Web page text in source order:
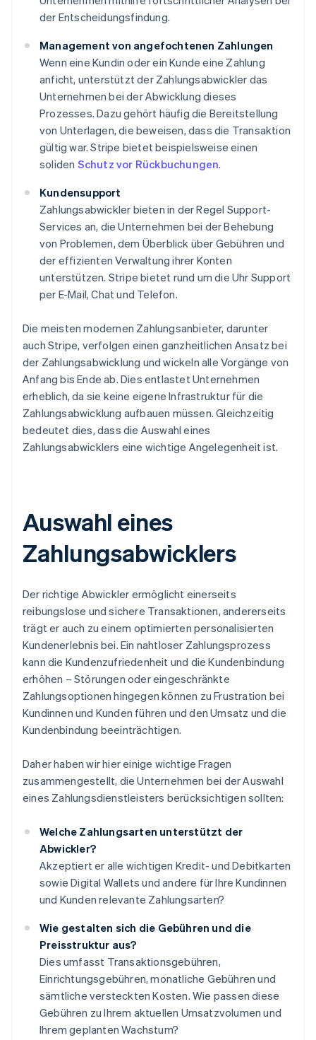
der Entscheidungsfindung.
Management von angefochtenen Zahlungen
Wenn eine Kundin oder ein Kunde eine Zahlung
anficht, unterstützt der Zahlungsabwickler das
Unternehmen bei der Abwicklung dieses
Prozesses. Dazu gehört häufig die Bereitstellung
von Unterlagen, die beweisen, dass die Transaktion
gültig war. Stripe bietet beispielsweise einen
soliden Schutz vor Rückbuchungen.
Kundensupport
Zahlungsabwickler bieten in der Regel Support-
Services an, die Unternehmen bei der Behebung
von Problemen, dem Überblick über Gebühren und
der effizienten Verwaltung ihrer Konten
unterstützen. Stripe bietet rund um die Uhr Support
per E-Mail, Chat und Telefon.
Die meisten modernen Zahlungsanbieter, darunter
auch Stripe, verfolgen einen ganzheitlichen Ansatz bei
der Zahlungsabwicklung und wickeln alle Vorgänge von
Anfang bis Ende ab. Dies entlastet Unternehmen
erheblich, da sie keine eigene Infrastruktur für die
Zahlungsabwicklung aufbauen müssen. Gleichzeitig
bedeutet dies, dass die Auswahl eines
Zahlungsabwicklers eine wichtige Angelegenheit ist.
Auswahl eines
Zahlungsabwicklers
Der richtige Abwickler ermöglicht einerseits
reibungslose und sichere Transaktionen, andererseits
trägt er auch zu einem optimierten personalisierten
Kundenerlebnis bei. Ein nahtloser Zahlungsprozess
kann die Kundenzufriedenheit und die Kundenbindung
erhöhen – Störungen oder eingeschränkte
Zahlungsoptionen hingegen können zu Frustration bei
Kundinnen und Kunden führen und den Umsatz und die
Kundenbindung beeinträchtigen.
Daher haben wir hier einige wichtige Fragen
zusammengestellt, die Unternehmen bei der Auswahl
eines Zahlungsdienstleisters berücksichtigen sollten:
Welche Zahlungsarten unterstützt der
Abwickler?
Akzeptiert er alle wichtigen Kredit- und Debitkarten
sowie Digital Wallets und andere für Ihre Kundinnen
und Kunden relevante Zahlungsarten?
Wie gestalten sich die Gebühren und die
Preisstruktur aus?
Dies umfasst Transaktionsgebühren,
Einrichtungsgebühren, monatliche Gebühren und
sämtliche versteckten Kosten. Wie passen diese
Gebühren zu Ihrem aktuellen Umsatzvolumen und
Ihrem geplanten Wachstum?